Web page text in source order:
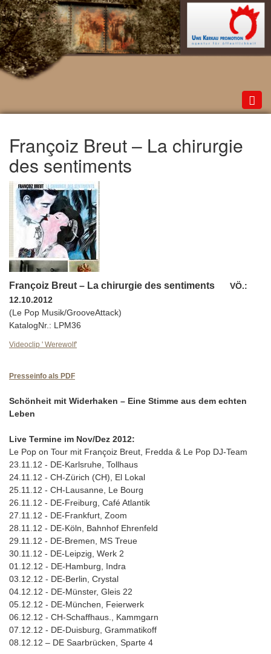
Françoiz Breut – La chirurgie
des sentiments
Françoiz Breut – La chirurgie des sentiments
VÖ.:
12.10.2012
(Le Pop Musik/GrooveAttack)
KatalogNr.: LPM36
Videoclip ' Werewolf'
Presseinfo als PDF
Schönheit mit Widerhaken – Eine Stimme aus dem echten
Leben
Live Termine im Nov/Dez 2012:
Le Pop on Tour mit Françoiz Breut, Fredda & Le Pop DJ-Team
23.11.12 - DE-Karlsruhe, Tollhaus
24.11.12 - CH-Zürich (CH), El Lokal
25.11.12 - CH-Lausanne, Le Bourg
26.11.12 - DE-Freiburg, Café Atlantik
27.11.12 - DE-Frankfurt, Zoom
28.11.12 - DE-Köln, Bahnhof Ehrenfeld
29.11.12 - DE-Bremen, MS Treue
30.11.12 - DE-Leipzig, Werk 2
01.12.12 - DE-Hamburg, Indra
03.12.12 - DE-Berlin, Crystal
04.12.12 - DE-Münster, Gleis 22
05.12.12 - DE-München, Feierwerk
06.12.12 - CH-Schaffhaus., Kammgarn
07.12.12 - DE-Duisburg, Grammatikoff
08.12.12 – DE Saarbrücken, Sparte 4